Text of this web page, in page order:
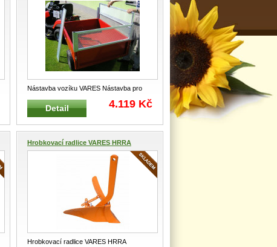
Nástavba vozíku VARES Nástavba pro
tažený vozík za zahradní traktory,
Detail 4.119 Kč
Hrobkovací radlice VARES HRRA
Hrobkovací radlice VARES HRRA